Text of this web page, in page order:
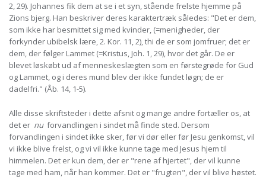
2, 29). Johannes fik dem at se i et syn, stående frelste hjemme på
Zions bjerg. Han beskriver deres karaktertræk således: "Det er dem,
som ikke har besmittet sig med kvinder, (=menigheder, der
forkynder ubibelsk lære, 2. Kor. 11, 2), thi de er som jomfruer; det er
dem, der følger Lammet (=Kristus, Joh. 1, 29), hvor det går. De er
blevet løskøbt ud af menneskeslægten som en førstegrøde for Gud
og Lammet, og i deres mund blev der ikke fundet løgn; de er
dadelfri." (Åb. 14, 1-5).
Alle disse skriftsteder i dette afsnit og mange andre fortæller os, at
det er nu forvandlingen i sindet må finde sted. Dersom
forvandlingen i sindet ikke sker, før vi dør eller før Jesu genkomst, vil
vi ikke blive frelst, og vi vil ikke kunne tage med Jesus hjem til
himmelen. Det er kun dem, der er "rene af hjertet", der vil kunne
tage med ham, når han kommer. Det er "frugten", der vil blive høstet.